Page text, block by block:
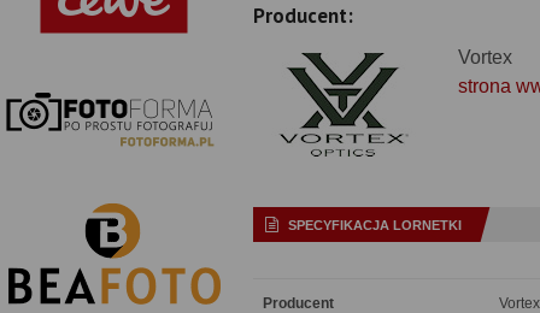
Producent:
Vortex
strona
SPECYFIKACJA LORNETKI
Producent Vortex